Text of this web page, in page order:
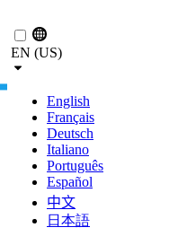
EN (US)
English
Français
Deutsch
Italiano
Português
Español
中文
日本語